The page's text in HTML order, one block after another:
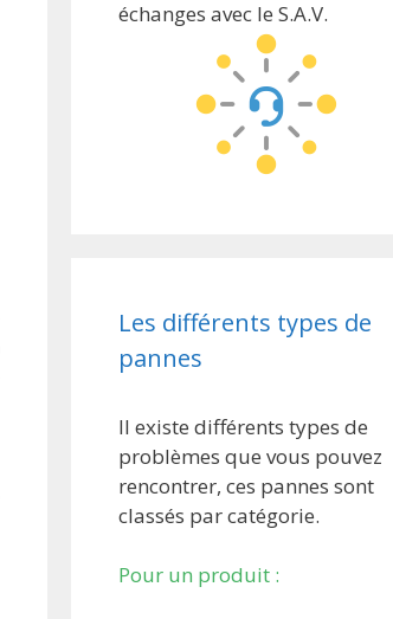
échanges avec le S.A.V.
Les différents types de
pannes
Il existe différents types de
problèmes que vous pouvez
rencontrer, ces pannes sont
classés par catégorie.
Pour un produit :